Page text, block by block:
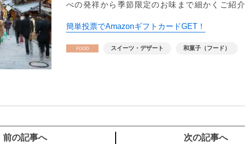
べの発祥から季節限定のお味まで細かくご紹
簡単投票でAmazonギフトカードGET！
スイーツ・デザート 和菓子（フード）
前の記事へ 次の記事へ